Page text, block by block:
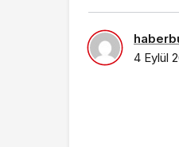
4 Eylül